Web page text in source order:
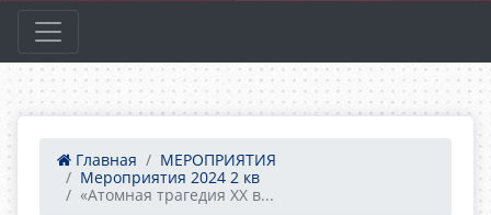
Главная
МЕРОПРИЯТИЯ
Мероприятия 2024 2 кв
«Атомная трагедия ХХ в...